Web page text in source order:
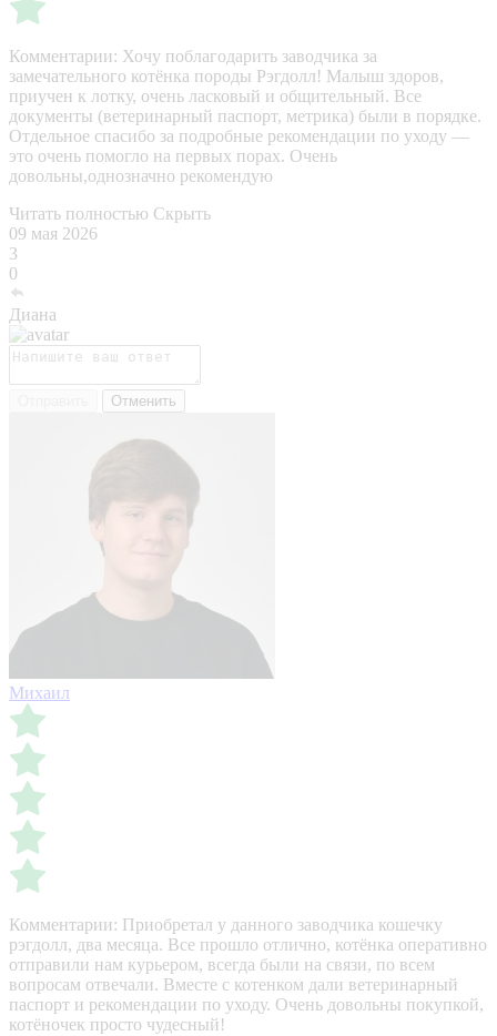
Комментарии: Хочу поблагодарить заводчика за
замечательного котёнка породы Рэгдолл! Малыш здоров,
приучен к лотку, очень ласковый и общительный. Все
документы (ветеринарный паспорт, метрика) были в порядке.
Отдельное спасибо за подробные рекомендации по уходу —
это очень помогло на первых порах. Очень
довольны,однозначно рекомендую
Читать полностью Скрыть
09 мая 2026
3
0
Диана
Отменить
Михаил
Комментарии: Приобретал у данного заводчика кошечку
рэгдолл, два месяца. Все прошло отлично, котёнка оперативно
отправили нам курьером, всегда были на связи, по всем
вопросам отвечали. Вместе с котенком дали ветеринарный
паспорт и рекомендации по уходу. Очень довольны покупкой,
котёночек просто чудесный!